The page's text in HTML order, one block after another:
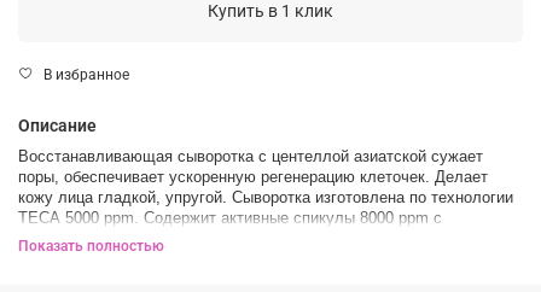
Купить в 1 клик
В избранное
Описание
Восстанавливающая сыворотка с центеллой азиатской сужает
поры, обеспечивает ускоренную регенерацию клеточек. Делает
кожу лица гладкой, упругой. Сыворотка изготовлена по технологии
ТЕСА 5000 ppm. Содержит активные спикулы 8000 ppm с
витамином Е, а титрированный экстракт центеллы блокирует
Показать полностью